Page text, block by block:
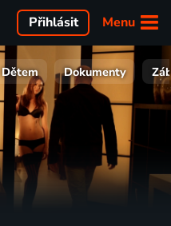
Menu
Přihlásit
Dětem Dokumenty